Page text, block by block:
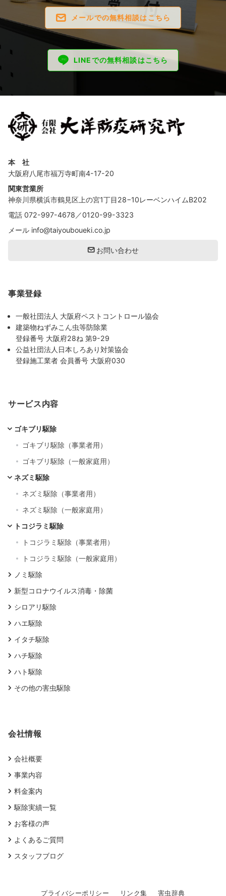
メールでの無料相談はこちら
LINEでの無料相談はこちら
本 社
大阪府八尾市福万寺町南4-17-20
関東営業所
神奈川県横浜市鶴見区上の宮1丁目28−10レーベンハイムB202
電話 072-997-4678 ／0120-99-3323
メール info@taiyouboueki.co.jp
お問い合わせ
事業登録
一般社団法人 大阪府ペストコントロール協会
建築物ねずみこん虫等防除業
登録番号 大阪府28ね 第9-29
公益社団法人日本しろあり対策協会
登録施工業者 会員番号 大阪府030
サービス内容
ゴキブリ駆除
ゴキブリ駆除（事業者用）
ゴキブリ駆除（一般家庭用）
ネズミ駆除
ネズミ駆除（事業者用）
ネズミ駆除（一般家庭用）
トコジラミ駆除
トコジラミ駆除（事業者用）
トコジラミ駆除（一般家庭用）
ノミ駆除
新型コロナウイルス消毒・除菌
シロアリ駆除
ハエ駆除
イタチ駆除
ハチ駆除
ハト駆除
その他の害虫駆除
会社情報
会社概要
事業内容
料金案内
駆除実績一覧
お客様の声
よくあるご質問
スタッフブログ
プライバシーポリシー リンク集 害虫辞典